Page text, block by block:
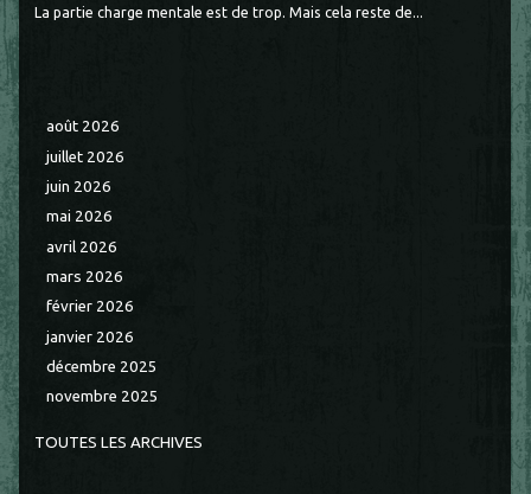
La partie charge mentale est de trop. Mais cela reste de...
août 2026
juillet 2026
juin 2026
mai 2026
avril 2026
mars 2026
février 2026
janvier 2026
décembre 2025
novembre 2025
TOUTES LES ARCHIVES